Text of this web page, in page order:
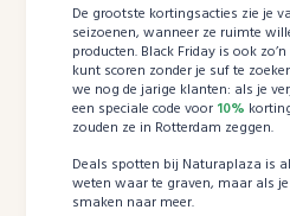
De grootste kortingsacties zie je
seizoenen, wanneer ze ruimte
producten. Black Friday is ook
kunt scoren zonder je suf te
we nog de jarige klanten: als je
een speciale code voor 10%
zouden ze in Rotterdam zeggen.
Deals spotten bij Naturaplaza is
weten waar te graven, maar als
smaken naar meer.